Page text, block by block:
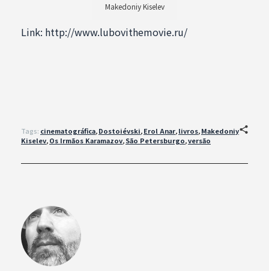
Makedoniy Kiselev
Link: http://www.lubovithemovie.ru/
Tags: cinematográfica,Dostoiévski,Erol Anar,livros,Makedoniy
Kiselev,Os Irmãos Karamazov,São Petersburgo,versão